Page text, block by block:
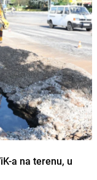
a na terenu, u